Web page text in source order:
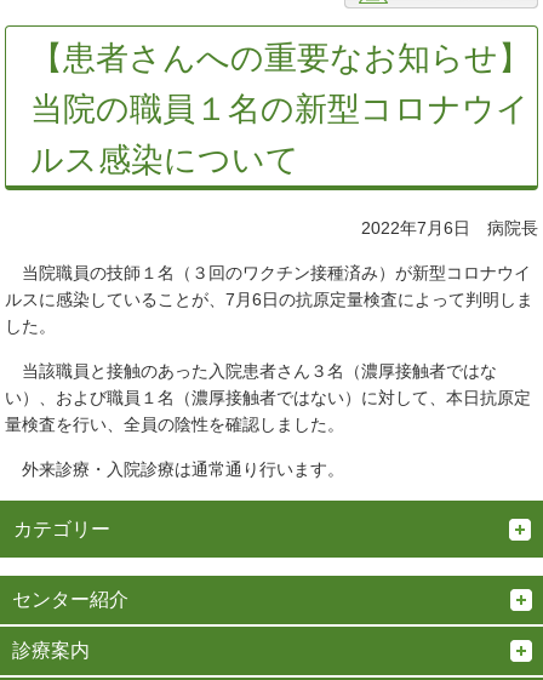
【患者さんへの重要なお知らせ】
当院の職員１名の新型コロナウイ
ルス感染について
2022年7月6日 病院長
当院職員の技師１名（３回のワクチン接種済み）が新型コロナウイ
ルスに感染していることが、7月6日の抗原定量検査によって判明しま
した。
当該職員と接触のあった入院患者さん３名（濃厚接触者ではな
い）、および職員１名（濃厚接触者ではない）に対して、本日抗原定
量検査を行い、全員の陰性を確認しました。
外来診療・入院診療は通常通り行います。
カテゴリー
センター紹介
診療案内